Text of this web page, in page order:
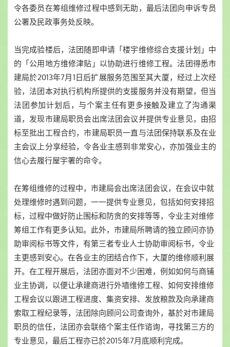
令各委员在筹组维修过程中感到无助，最后法团向申诉专员
公署及民政事务处反映。
当完成验楼后，法团随即申请「楼宇维修综合支援计划」中
的「公用地方维修津贴」以协助进行维修工程。法团得悉市
建局於2013年7月1日后扩展服务范围至其大厦，经过上次经
验，法团本对执行机构所提供的支援服务并没有期望，但当
法团参加计划后，与个案主任有更多接触及建立了沟通渠
道，发现市建局职员会出席法团会议并提供专业意见，由招
标至批出工程合约，市建局职员一直与法团保持联系及在业
主会议上分享经验，令各业主感到非常安心，亦加强业主的
信心去履行屋宇署的命令。
在筹组维修的过程中，市建局会出席法团会议，在会议中就
处理维修时遇到问题，一一提供专业意见，包括如何安排招
标，过程中做好防止围标和防贪的安排等等，令业主对维修
筹组工作有更多认知。此外，市建局所聘请的独立顾问亦协
助审阅标书等文件，有第三者专业人士协助审阅标书，令业
主更感到安心。在各业主的团结合作下，大厦的维修顺利展
开。在工程开展后，法团亦面对不少困难，例如如何与商铺
业主协调，以便让承建商进行外墙维修工程、如何安排维修
工程会议以跟进工程进度、集资安排、发放粮款及向承建商
索取工程纪录等，法团除向顾问公司查询外，基於对市建局
职员的信任，法团亦会联络个案主任作谘询，寻找第三方的
专业意见，最后工程亦已於2015年7月底顺利完成。